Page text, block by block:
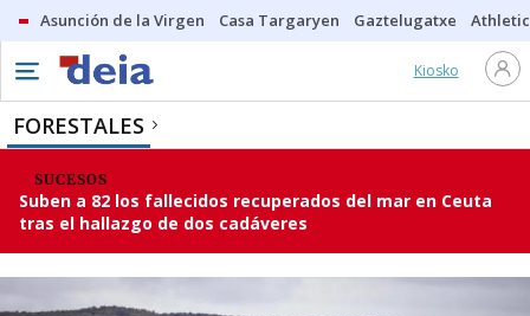
Asunción de la Virgen Casa Targaryen Gaztelugatxe Athletic
Kiosko
FORESTALES
SUCESOS
Suben a 82 los fallecidos recuperados del mar en Ceuta
tras el hallazgo de dos cadáveres